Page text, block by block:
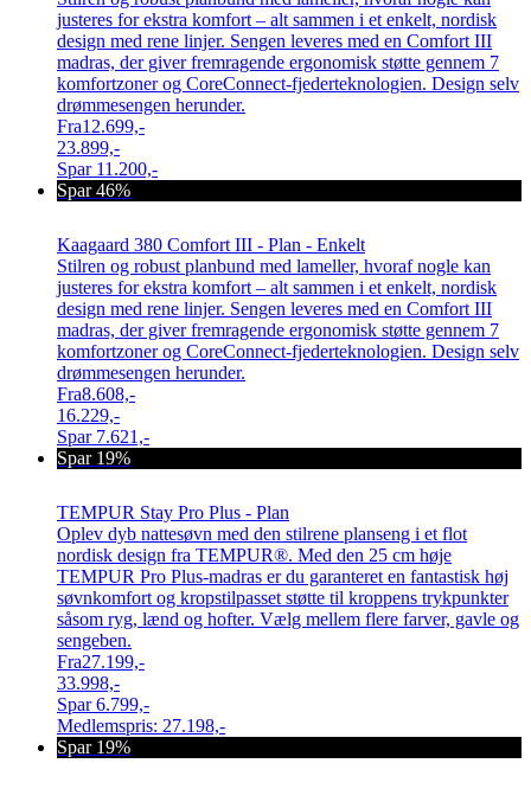
justeres for ekstra komfort – alt sammen i et enkelt, nordisk
design med rene linjer. Sengen leveres med en Comfort III
madras, der giver fremragende ergonomisk støtte gennem 7
komfortzoner og CoreConnect-fjederteknologien. Design selv
drømmesengen herunder.
Fra12.699,-
23.899,-
Spar 11.200,-
Spar 46%
Kaagaard 380 Comfort III - Plan - Enkelt
Stilren og robust planbund med lameller, hvoraf nogle kan
justeres for ekstra komfort – alt sammen i et enkelt, nordisk
design med rene linjer. Sengen leveres med en Comfort III
madras, der giver fremragende ergonomisk støtte gennem 7
komfortzoner og CoreConnect-fjederteknologien. Design selv
drømmesengen herunder.
Fra8.608,-
16.229,-
Spar 7.621,-
Spar 19%
TEMPUR Stay Pro Plus - Plan
Oplev dyb nattesøvn med den stilrene planseng i et flot
nordisk design fra TEMPUR®. Med den 25 cm høje
TEMPUR Pro Plus-madras er du garanteret en fantastisk høj
søvnkomfort og kropstilpasset støtte til kroppens trykpunkter
såsom ryg, lænd og hofter. Vælg mellem flere farver, gavle og
sengeben.
Fra27.199,-
33.998,-
Spar6.799,-
Medlemspris: 27.198,-
Spar 19%